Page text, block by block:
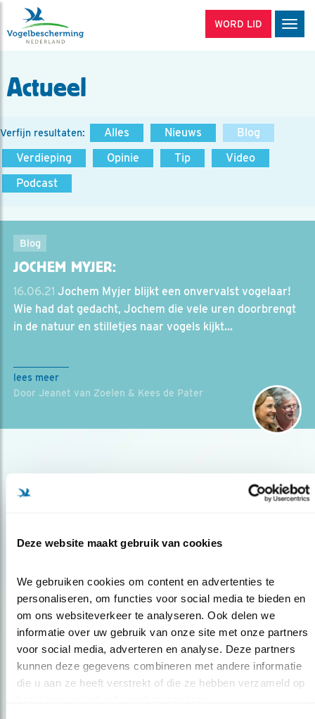
Deze website maakt gebruik van cookies
We gebruiken cookies om content en advertenties te
personaliseren, om functies voor social media te bieden en
om ons websiteverkeer te analyseren. Ook delen we
informatie over uw gebruik van onze site met onze partners
voor social media, adverteren en analyse. Deze partners
kunnen deze gegevens combineren met andere informatie
die u aan ze heeft verstrekt of die ze hebben verzameld op
WORD LID
Actueel
Verfijn resultaten: Alles Nieuws
Blog
Verdieping
Opinie Tip
Video
Podcast
Blog
JOCHEM MYJER:
16.06.21 Jochem Myjer blijkt een onvervalst vogelaar!
Wie had dat gedacht, Jochem die vele uren doorbrengt
in de natuur en stilletjes naar vogels kijkt...
lees meer
Door Jeanet van Zoelen & Kees de Pater
Meld je aan en ontvang nieuws, inspiratie, acties en tips
over vogels en activiteiten van Vogelbescherming.
AANMELDEN VOGELNIEUWS
Volg ons via social media